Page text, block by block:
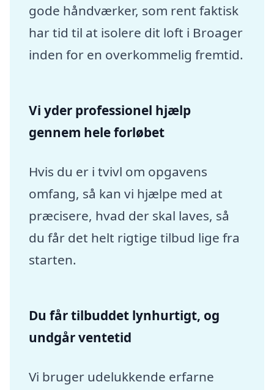
gode håndværker, som rent faktisk
har tid til at isolere dit loft i Broager
inden for en overkommelig fremtid.
Vi yder professionel hjælp
gennem hele forløbet
Hvis du er i tvivl om opgavens
omfang, så kan vi hjælpe med at
præcisere, hvad der skal laves, så
du får det helt rigtige tilbud lige fra
starten.
Du får tilbuddet lynhurtigt, og
undgår ventetid
Vi bruger udelukkende erfarne